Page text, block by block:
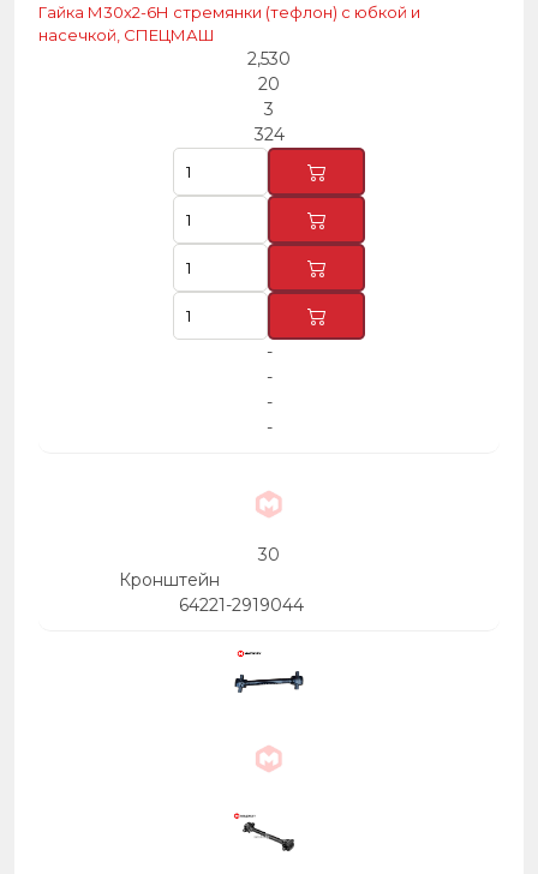
Гайка М30х2-6Н стремянки (тефлон) с юбкой и
насечкой, СПЕЦМАШ
2,530
20
3
324
-
-
-
-
30
Кронштейн
64221-2919044